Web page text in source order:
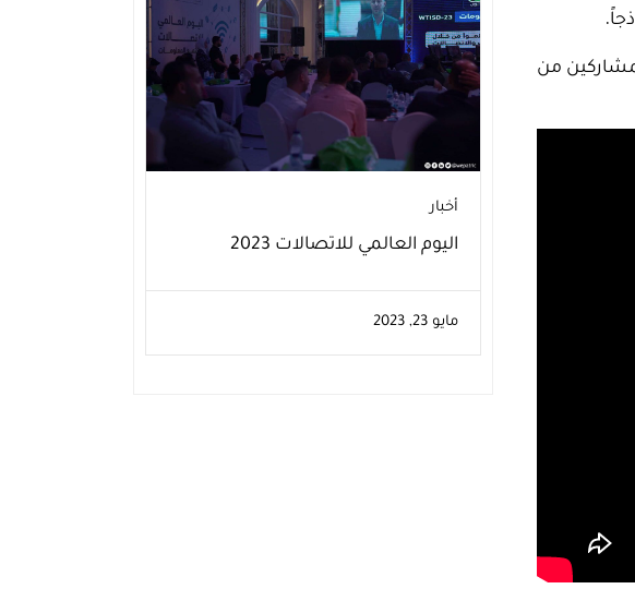
من
أخبار
اليوم العالمي للاتصالات 2023
مايو 23, 2023